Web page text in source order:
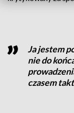
Ja jestem
nie do
czasem